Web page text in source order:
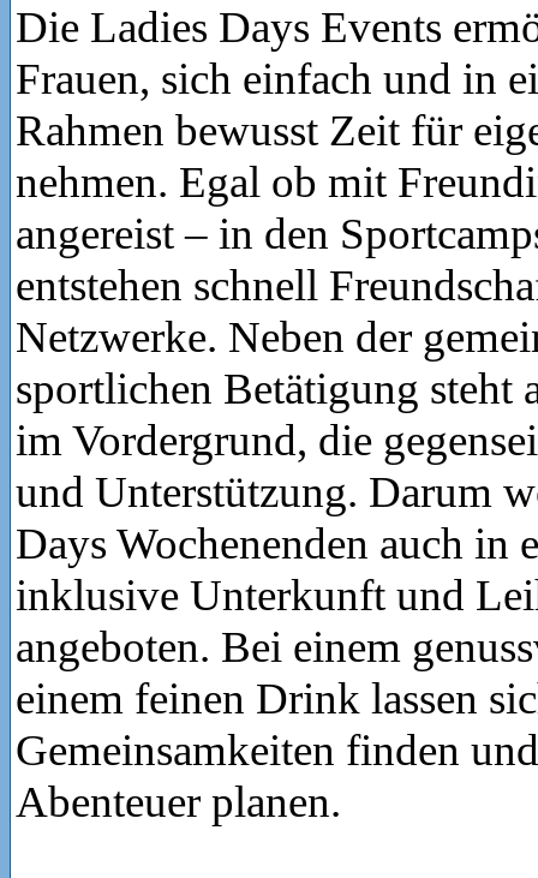
Die Ladies Days Events
Frauen, sich einfach und in
Rahmen bewusst Zeit für
nehmen. Egal ob mit
angereist – in den
entstehen schnell
Netzwerke. Neben der
sportlichen Betätigung steht
im Vordergrund, die
und Unterstützung. Darum
Days Wochenenden auch in
inklusive Unterkunft und
angeboten. Bei einem
einem feinen Drink lassen
Gemeinsamkeiten finden
Abenteuer planen.